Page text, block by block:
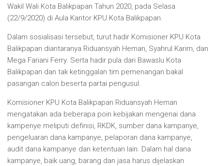
Wakil Wali Kota Balikpapan Tahun 2020, pada Selasa
(22/9/2020) di Aula Kantor KPU Kota Balikpapan.
Dalam sosialisasi tersebut, turut hadir Komisioner KPU Kota
Balikpapan diantaranya Riduansyah Heman, Syahrul Karim, dan
Mega Fariani Ferry. Serta hadir pula dari Bawaslu Kota
Balikpapan dan tak ketinggalan tim pemenangan bakal
pasangan calon beserta partai pengusul.
Komisioner KPU Kota Balikpapan Riduansyah Heman
mengatakan ada beberapa poin kebijakan mengenai dana
kampenye meliputi definisi, RKDK, sumber dana kampanye,
pengeluaran dana kampanye, pelaporan dana kampanye,
audit dana kampanye dan ketentuan lain. Dalam hal dana
kampanye, baik uang, barang dan jasa harus dijelaskan